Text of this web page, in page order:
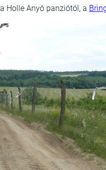
Holle Anyó panziótól, a